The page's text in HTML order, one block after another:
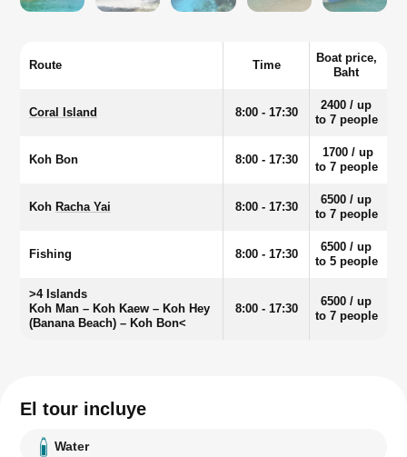
Route Time
Boat price,
Baht
Coral Island 8:00 - 17:30
2400 / up
to 7 people
Koh Bon 8:00 - 17:30
1700 / up
to 7 people
Koh Racha Yai 8:00 - 17:30
6500 / up
to 7 people
Fishing 8:00 - 17:30
6500 / up
to 5 people
>4 Islands
Koh Man – Koh Kaew – Koh Hey
(Banana Beach) – Koh Bon<
8:00 - 17:30
6500 / up
to 7 people
El tour incluye
Water